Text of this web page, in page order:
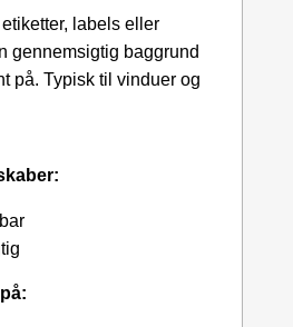
labels eller
gennemsigtig baggrund
på. Typisk til vinduer og